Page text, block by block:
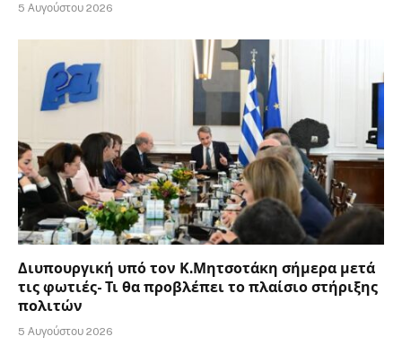
5 Αυγούστου 2026
Διυπουργική υπό τον Κ.Μητσοτάκη σήμερα μετά
τις φωτιές- Τι θα προβλέπει το πλαίσιο στήριξης
πολιτών
5 Αυγούστου 2026